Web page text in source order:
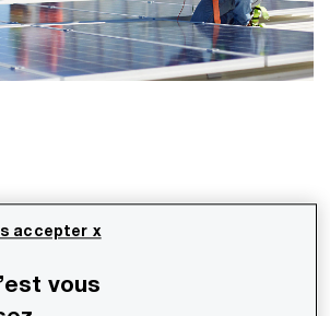
de PwC Société d’Avocats
vous
accepter x